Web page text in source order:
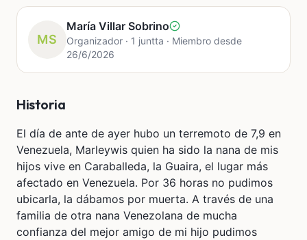
MS
María Villar Sobrino
Organizador · 1 juntta · Miembro desde
26/6/2026
Historia
El día de ante de ayer hubo un terremoto de 7,9 en
Venezuela, Marleywis quien ha sido la nana de mis
hijos vive en Caraballeda, la Guaira, el lugar más
afectado en Venezuela. Por 36 horas no pudimos
ubicarla, la dábamos por muerta. A través de una
familia de otra nana Venezolana de mucha
confianza del mejor amigo de mi hijo pudimos